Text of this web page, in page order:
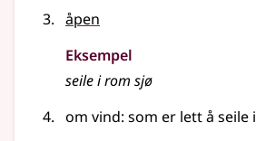
åpen
Eksempel
seile irom sjø
om vind: som er lett å seile i